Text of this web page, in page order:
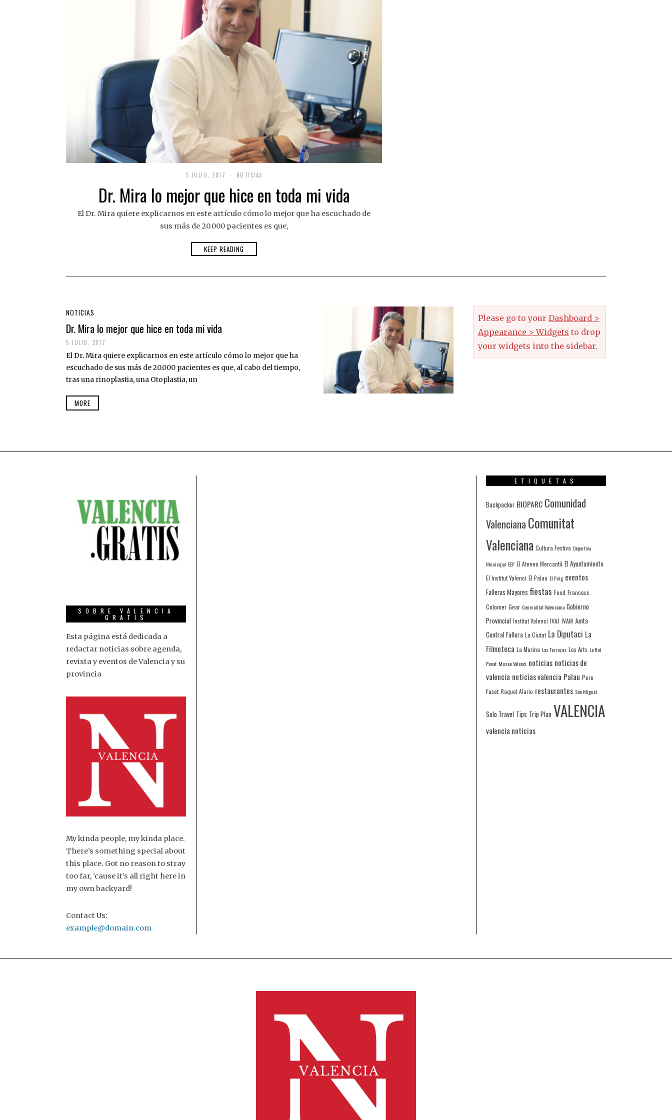
5 JULIO, 2017 NOTICIAS
Dr. Mira lo mejor que hice en toda mi vida
El Dr. Mira quiere explicarnos en este artículo cómo lo mejor que ha escuchado de
sus más de 20.000 pacientes es que,
KEEP READING
NOTICIAS
Dr. Mira lo mejor que hice en toda mi vida
5 JULIO, 2017
El Dr. Mira quiere explicarnos en este artículo cómo lo mejor que ha
escuchado de sus más de 20.000 pacientes es que, al cabo del tiempo,
tras una rinoplastia, una Otoplastia, un
MORE
Please go to your Dashboard >
Appearance > Widgets to drop
your widgets into the sidebar.
SOBRE VALENCIA
GRATIS
Esta página está dedicada a
redactar noticias sobre agenda,
revista y eventos de Valencia y su
provincia
My kinda people, my kinda place.
There’s something special about
this place. Got no reason to stray
too far, ’cause it’s all right here in
my own backyard!
Contact Us:
example@domain.com
ETIQUETAS
Backpacker BIOPARC Comunidad
Valenciana Comunitat
Valenciana Cultura Festiva Deportiva
Municipal EEP El Ateneo Mercantil El Ayuntamiento
El Institut Valenci El Palau El Puig eventos
Falleras Mayores fiestas Food Francesc
Colomer Gear Generalitat Valenciana Gobierno
Provincial Institut Valenci IVAJ IVAM Junta
Central Fallera La Ciutat La Diputaci La
Filmoteca La Marina Las Terrazas Les Arts Lo Rat
Penat Museu Valenci noticias noticias de
valencia noticias valencia Palau Pere
Fuset Raquel Alario restaurantes San Miguel
Solo Travel Tips Trip Plan VALENCIA
valencia noticias